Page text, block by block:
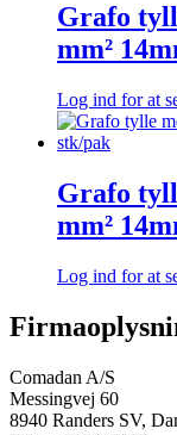
Grafo
mm²
Log ind for at
Grafo
mm²
Log ind for at
Comadan A/S
Messingvej 60
8940 Randers SV,